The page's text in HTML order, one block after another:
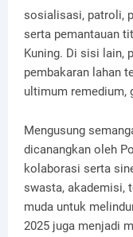
sosialisasi, patroli,
serta pemantauan
Kuning. Di sisi lain,
pembakaran lahan
ultimum remedium,
Mengusung
dicanangkan oleh
kolaborasi serta
swasta, akademisi,
muda untuk
2025 juga menjadi